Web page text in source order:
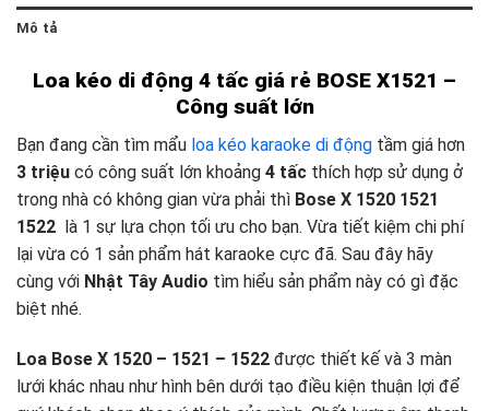
Mô tả
Loa kéo di động 4 tấc giá rẻ BOSE X1521 –
Công suất lớn
Bạn đang cần tìm mẩu loa kéo karaoke di động tầm giá hơn
3 triệu có công suất lớn khoảng 4 tấc thích hợp sử dụng ở
trong nhà có không gian vừa phải thì Bose X 1520 1521
1522 là 1 sự lựa chọn tối ưu cho bạn. Vừa tiết kiệm chi phí
lại vừa có 1 sản phẩm hát karaoke cực đã. Sau đây hãy
cùng với Nhật Tây Audio tìm hiểu sản phẩm này có gì đặc
biệt nhé.
Loa Bose X 1520 – 1521 – 1522 được thiết kế và 3 màn
lưới khác nhau như hình bên dưới tạo điều kiện thuận lợi để